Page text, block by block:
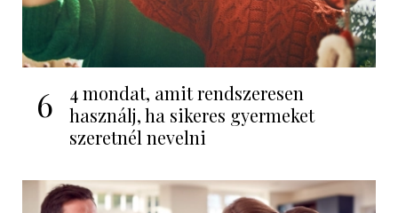
6
4 mondat, amit rendszeresen
használj, ha sikeres gyermeket
szeretnél nevelni